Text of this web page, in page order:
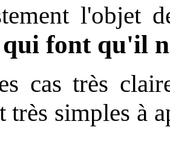
l'objet
font qu'il
cas très
très simples à